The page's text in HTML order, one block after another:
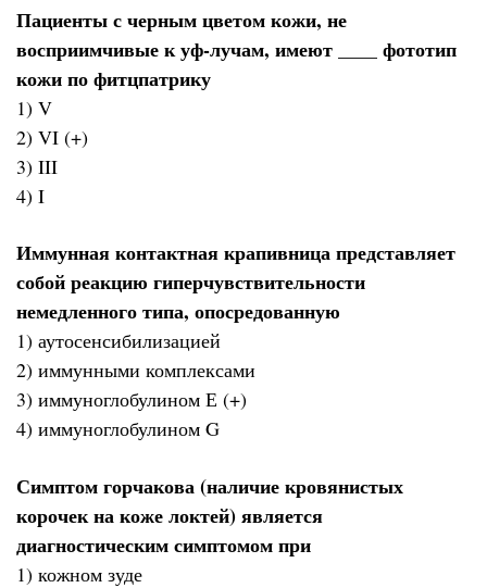
Пациенты с черным цветом кожи, не
восприимчивые к уф-лучам, имеют ____ фототип
кожи по фитцпатрику
1) V
2) VI (+)
3) III
4) I
Иммунная контактная крапивница представляет
собой реакцию гиперчувствительности
немедленного типа, опосредованную
1) аутосенсибилизацией
2) иммунными комплексами
3) иммуноглобулином Е (+)
4) иммуноглобулином G
Симптом горчакова (наличие кровянистых
корочек на коже локтей) является
диагностическим симптомом при
1) кожном зуде